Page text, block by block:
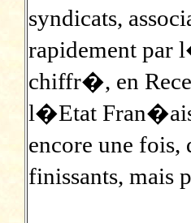
syndicats,
rapidement par
chiffr�, en
l�Etat
encore une
finissants, mais